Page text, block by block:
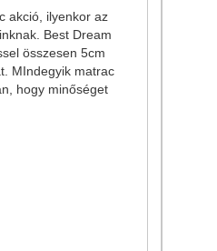
akció, ilyenkor az
Best Dream
összesen 5cm
MIndegyik matrac
hogy minőséget